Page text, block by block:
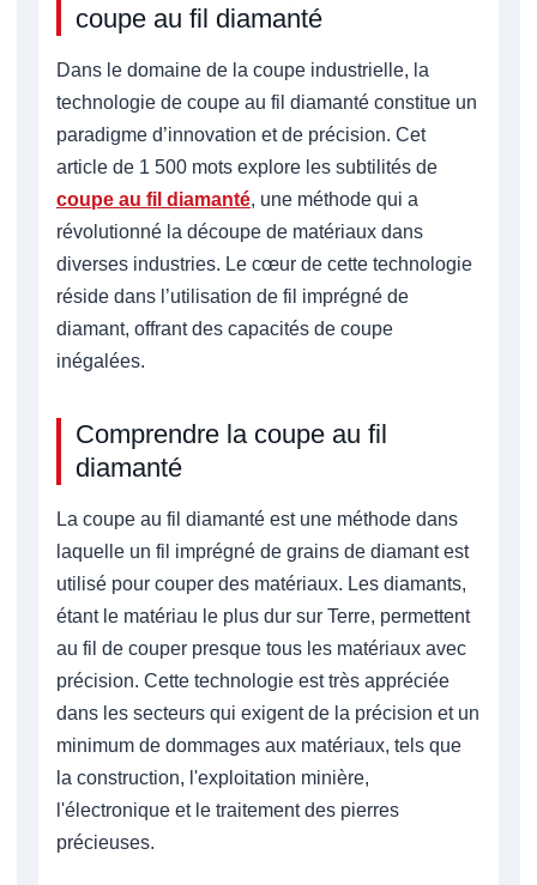
coupe au fil diamanté
Dans le domaine de la coupe industrielle, la
technologie de coupe au fil diamanté constitue un
paradigme d’innovation et de précision. Cet
article de 1 500 mots explore les subtilités de
coupe au fil diamanté, une méthode qui a
révolutionné la découpe de matériaux dans
diverses industries. Le cœur de cette technologie
réside dans l’utilisation de fil imprégné de
diamant, offrant des capacités de coupe
inégalées.
Comprendre la coupe au fil
diamanté
La coupe au fil diamanté est une méthode dans
laquelle un fil imprégné de grains de diamant est
utilisé pour couper des matériaux. Les diamants,
étant le matériau le plus dur sur Terre, permettent
au fil de couper presque tous les matériaux avec
précision. Cette technologie est très appréciée
dans les secteurs qui exigent de la précision et un
minimum de dommages aux matériaux, tels que
la construction, l'exploitation minière,
l'électronique et le traitement des pierres
précieuses.